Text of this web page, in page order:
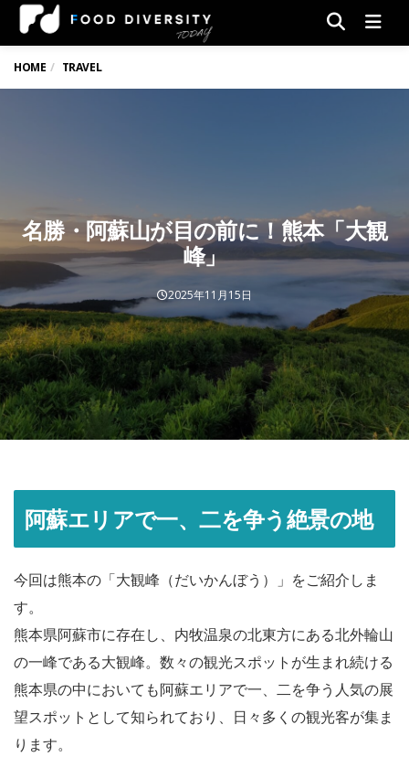
HOME TRAVEL
名勝・阿蘇山が目の前に！熊本「大観
峰」
2025年11月15日
阿蘇エリアで一、二を争う絶景の地
今回は熊本の「大観峰（だいかんぼう）」をご紹介しま
す。
熊本県阿蘇市に存在し、内牧温泉の北東方にある北外輪山
の一峰である大観峰。数々の観光スポットが生まれ続ける
熊本県の中においても阿蘇エリアで一、二を争う人気の展
望スポットとして知られており、日々多くの観光客が集ま
ります。